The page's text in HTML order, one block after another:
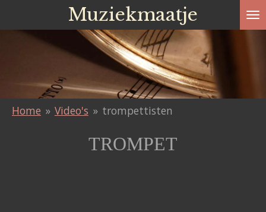
direct
hoofdinhoud
Muziekmaatje
Home » Video's » trompettisten
TROMPET